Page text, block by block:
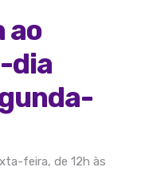
ao
dia
feira, de 12h às